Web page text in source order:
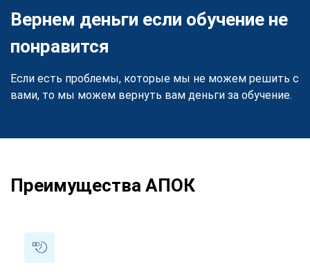
Вернем деньги если обучение не
понравится
Если есть проблемы, которые мы не можем решить с
вами, то мы можем вернуть вам деньги за обучение.
Преимущества АПОК